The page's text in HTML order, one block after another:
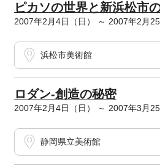
ピカソの世界と新浜松市
2007年2月4日（日） ～ 2007年2月25
浜松市美術館
ロダン-創造の秘密
2007年2月4日（日） ～ 2007年3月25
静岡県立美術館